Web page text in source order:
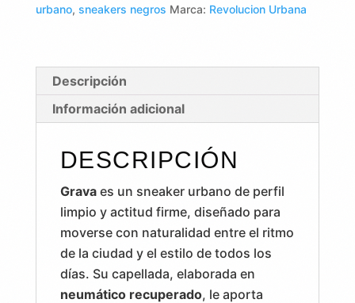
urbano, sneakers negros Marca: Revolucion Urbana
Descripción
Información adicional
DESCRIPCIÓN
Gravaes un sneaker urbano de perfil
limpio y actitud firme, diseñado para
moverse con naturalidad entre el ritmo
de la ciudad y el estilo de todos los
días. Su capellada, elaborada en
neumático recuperado, le aporta